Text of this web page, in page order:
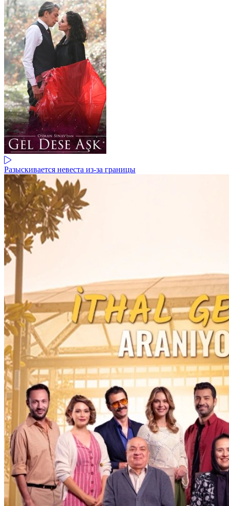
Разыскивается невеста из-за границы